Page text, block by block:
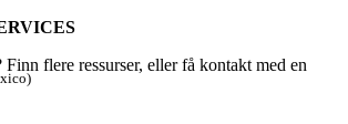
Fjern alle Utført
flere ressurser, eller få kontakt med en